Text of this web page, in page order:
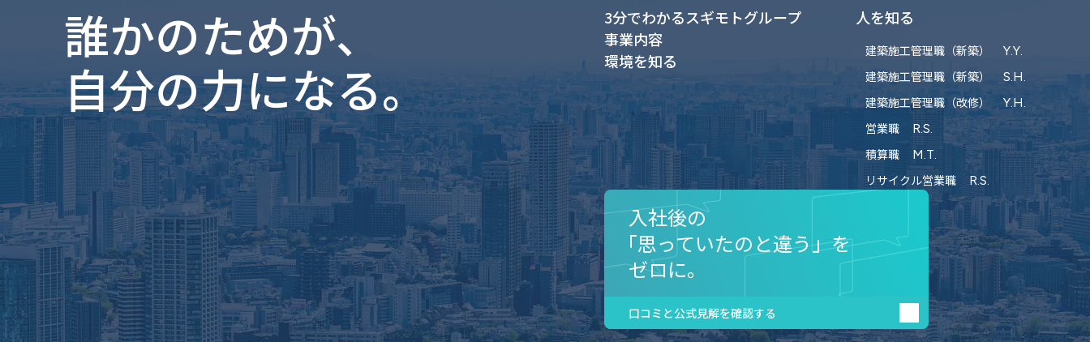
誰かのためが、
自分の力になる。
3分でわかるスギモトグループ
事業内容
環境を知る
人を知る
建築施工管理職（新築） Y.Y.
建築施工管理職（新築） S.H.
建築施工管理職（改修） Y.H.
営業職 R.S.
積算職 M.T.
リサイクル営業職 R.S.
入社後の
「思っていたのと違う」を
ゼロに。
口コミと公式見解を確認する